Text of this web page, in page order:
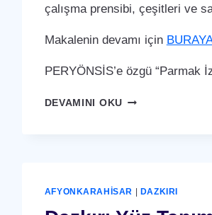
çalışma prensibi, çeşitleri ve
Makalenin devamı için
PERYÖNSİS’e özgü “Parmak
DEVAMINI OKUDAZKIRI
AFYONKARAHISAR | DAZKIRI